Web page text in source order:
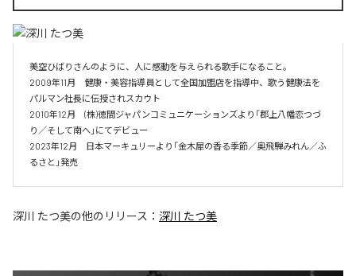
美空ひばりさんのように、人に感動を与えられる歌手になること。
2009年11月　健康・美容指導員として全国加盟店を指導中、歌う健康法を
パルマン社長に伝授されスカウト
2010年12月　(株)徳間ジャパンコミュニケーションズより「郡上八幡恋つづ
り／そして南へ」にてデビュー
2023年12月　日本マーキュリーより「金木犀の香る季節／奥飛騨みれん／ふ
るさと」発売
深川 たつ美の他のリリース： 深川 たつ美